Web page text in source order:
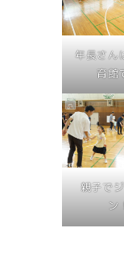
年長さん
育館
親子で
ン